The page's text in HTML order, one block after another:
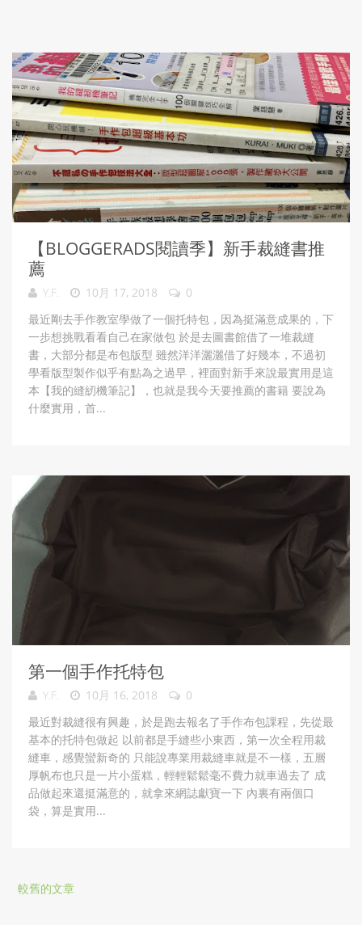
【BLOGGERADS閱讀季】新手裁縫書推
薦
Y.F. 10月 17, 2018
0
最近剛去手作教室學做了一個托特包，因為挺滿意成果的，下
一步想挑戰看看自己在家做包 於是去圖書館借了一堆裁縫
書，大部分都是布包版型 雖然洋洋灑灑借了好幾本，不過初
學看版型製作似乎有點為之過早，裡面對新手來說最實用是這
本【我的縫紉機筆記】，也就是我今天要推薦的書籍 要說為
什麼實用，首...
第一個手作托特包
Y.F. 10月 16, 2018
0
最近對裁縫很有興趣，於是跑去報名了手作布包課程，先從最
基本的托特包做起 以前都是手縫些小東西，第一次全程用裁
縫車，感覺蠻新奇的 只能說專業用裁縫車就是不一樣，五層
厚帆布也只是一片小蛋糕，輕輕鬆鬆毫不費力就車過去了 成
品做起來還挺滿意的，就拿來網誌獻寶一下 內裏有兩個口
袋，算是實用...
較舊的文章